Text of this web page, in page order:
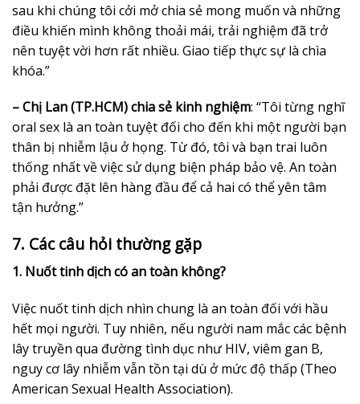
sau khi chúng tôi cởi mở chia sẻ mong muốn và những
điều khiến mình không thoải mái, trải nghiệm đã trở
nên tuyệt vời hơn rất nhiều. Giao tiếp thực sự là chìa
khóa.”
– Chị Lan (TP.HCM) chia sẻ kinh nghiệm: “Tôi từng nghĩ
oral sex là an toàn tuyệt đối cho đến khi một người bạn
thân bị nhiễm lậu ở họng. Từ đó, tôi và bạn trai luôn
thống nhất về việc sử dụng biện pháp bảo vệ. An toàn
phải được đặt lên hàng đầu để cả hai có thể yên tâm
tận hưởng.”
7. Các câu hỏi thường gặp
1. Nuốt tinh dịch có an toàn không?
Việc nuốt tinh dịch nhìn chung là an toàn đối với hầu
hết mọi người. Tuy nhiên, nếu người nam mắc các bệnh
lây truyền qua đường tình dục như HIV, viêm gan B,
nguy cơ lây nhiễm vẫn tồn tại dù ở mức độ thấp (Theo
American Sexual Health Association).